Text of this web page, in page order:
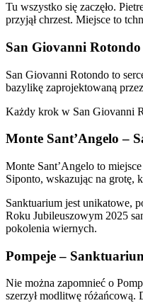
Tu wszystko się zaczęło.
przyjął chrzest. Miejsce to
San Giovanni
San Giovanni Rotondo to
bazylikę zaprojektowaną
Każdy krok w San Giovanni
Monte Sant’Angelo –
Monte Sant’Angelo to
Siponto, wskazując na grotę,
Sanktuarium jest unikatowe,
Roku Jubileuszowym 2025
pokolenia wiernych.
Pompeje –
Nie można zapomnieć o
szerzył modlitwę różańcową.